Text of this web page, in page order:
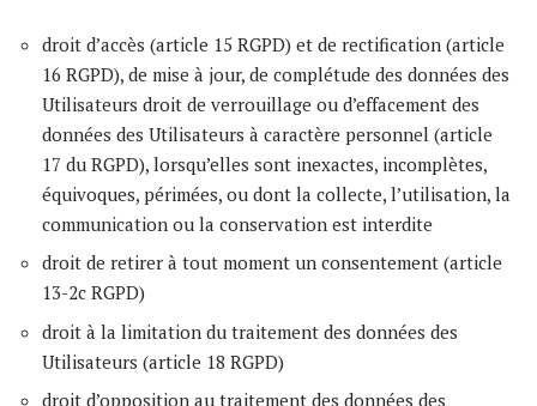
droit d’accès (article 15 RGPD) et de rectification (article
16 RGPD), de mise à jour, de complétude des données des
Utilisateurs droit de verrouillage ou d’effacement des
données des Utilisateurs à caractère personnel (article
17 du RGPD), lorsqu’elles sont inexactes, incomplètes,
équivoques, périmées, ou dont la collecte, l’utilisation, la
communication ou la conservation est interdite
droit de retirer à tout moment un consentement (article
13-2c RGPD)
droit à la limitation du traitement des données des
Utilisateurs (article 18 RGPD)
droit d’opposition au traitement des données des